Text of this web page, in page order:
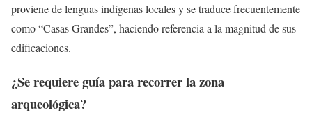
proviene de lenguas indígenas locales y se traduce frecuentemente
como “Casas Grandes”, haciendo referencia a la magnitud de sus
edificaciones.
¿Se requiere guía para recorrer la zona
arqueológica?